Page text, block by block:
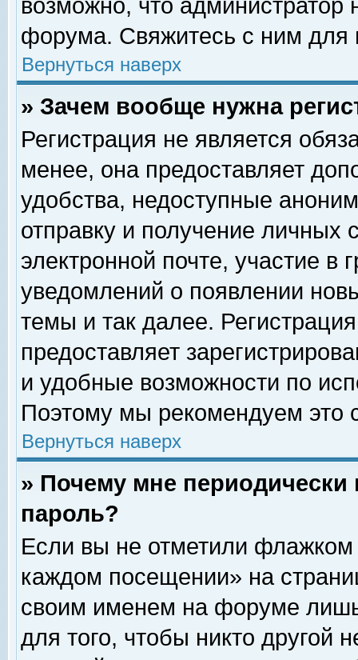
возможно, что
форума. Свяжитесь с ним для
Вернуться наверх
» Зачем вообще нужна
Регистрация не является
менее, она предоставляет
удобства, недоступные
отправку и получение личных
электронной почте, участие в
уведомлений о появлении
темы и так далее.
предоставляет
и удобные возможности по
Поэтому мы рекомендуем это
Вернуться наверх
» Почему мне
пароль?
Если вы не отметили флажком
каждом посещении» на
своим именем на форуме
для того, чтобы никто другой